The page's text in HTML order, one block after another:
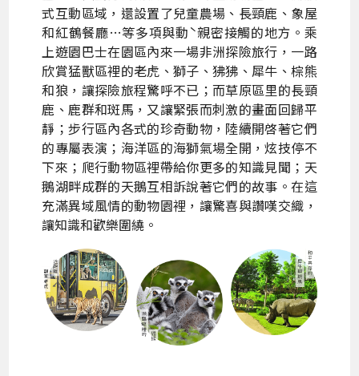
式互動區域，還設置了兒童農場、長頸鹿、象屋
和紅鶴餐廳…等多項與動ˋ親密接觸的地方。乘
上遊園巴士在園區內來一場非洲探險旅行，一路
欣賞猛獸區裡的老虎、獅子、狒狒、犀牛、棕熊
和狼，讓探險旅程驚呼不已；而草原區里的長頸
鹿、鹿群和斑馬，又讓緊張而刺激的畫面回歸平
靜；步行區內各式的珍奇動物，陸續開啓著它們
的專屬表演；海洋區的海獅氣場全開，炫技停不
下來；爬行動物區裡帶給你更多的知識見聞；天
鵝湖畔成群的天鵝互相訴說著它們的故事。在這
充滿異域風情的動物園裡，讓驚喜與讚嘆交織，
讓知識和歡樂圍繞。